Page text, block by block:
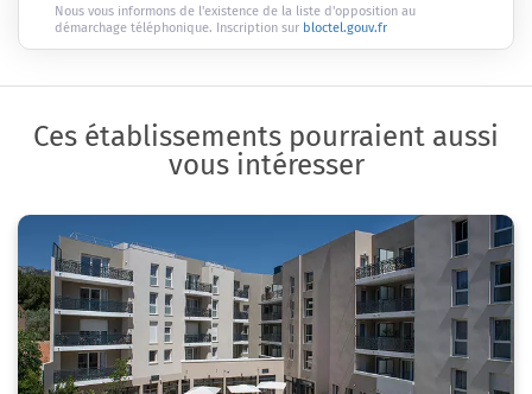
Nous vous informons de l'existence de la liste d'opposition au
démarchage téléphonique. Inscription sur bloctel.gouv.fr
Ces établissements pourraient aussi
vous intéresser